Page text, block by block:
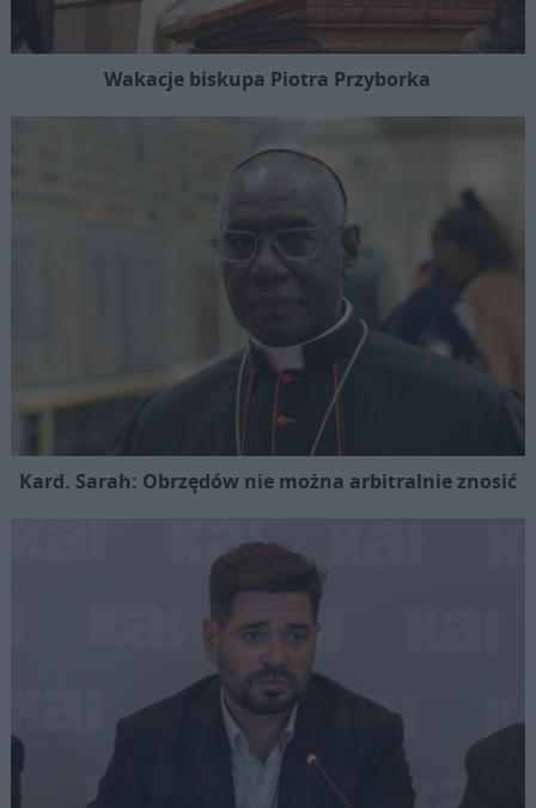
Wakacje biskupa Piotra Przyborka
Kard. Sarah: Obrzędów nie można arbitralnie znosić